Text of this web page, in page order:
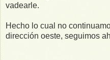
vadearle.
Hecho lo cual no
dirección oeste, seguimos